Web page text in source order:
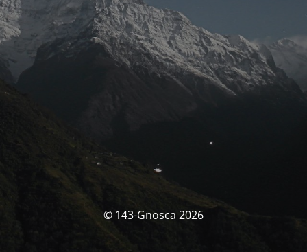
© 143-Gnosca 2026